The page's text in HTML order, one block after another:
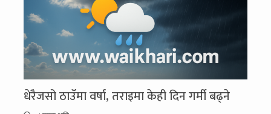
धेरैजसो ठाउँमा वर्षा, तराइमा केही दिन गर्मी बढ्ने